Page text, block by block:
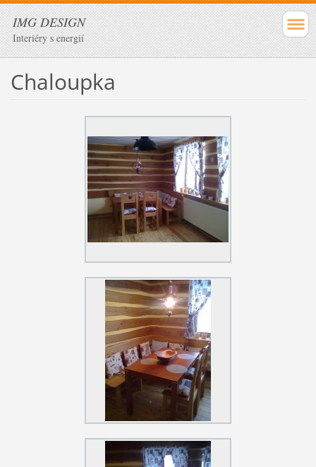
IMG DESIGN
Interiéry s energií
Chaloupka